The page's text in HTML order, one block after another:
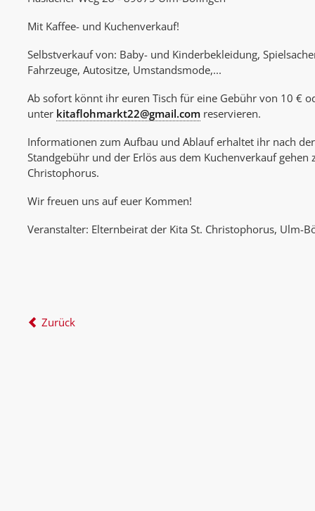
Mit Kaffee- und Kuchenverkauf!
Selbstverkauf von: Baby- und Kinderbekleidung,
Fahrzeuge, Autositze, Umstandsmode,...
Ab sofort könnt ihr euren Tisch für eine Gebühr von 10 €
unter kitaflohmarkt22@gmail.com reservieren.
Informationen zum Aufbau und Ablauf erhaltet ihr nach
Standgebühr und der Erlös aus dem Kuchenverkauf gehen
Christophorus.
Wir freuen uns auf euer Kommen!
Veranstalter: Elternbeirat der Kita St. Christophorus, Ulm-
Zurück